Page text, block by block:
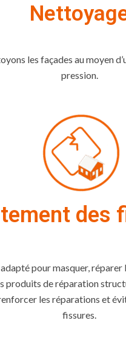
les façades au moyen
pression.
des
pour masquer, réparer
produits de réparation
les réparations et
fissures.